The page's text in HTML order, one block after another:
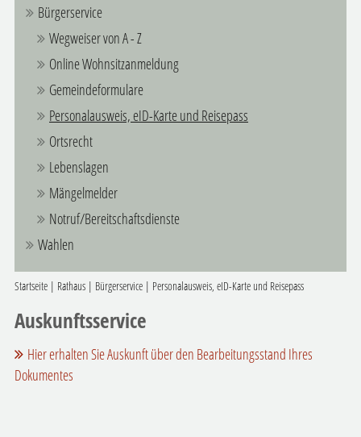
Bürgerservice
Wegweiser von A - Z
Online Wohnsitzanmeldung
Gemeindeformulare
Personalausweis, eID-Karte und Reisepass
Ortsrecht
Lebenslagen
Mängelmelder
Notruf/Bereitschaftsdienste
Wahlen
Startseite| Rathaus| Bürgerservice| Personalausweis, eID-Karte und Reisepass
Auskunftsservice
Hier erhalten Sie Auskunft über den Bearbeitungsstand Ihres
Dokumentes